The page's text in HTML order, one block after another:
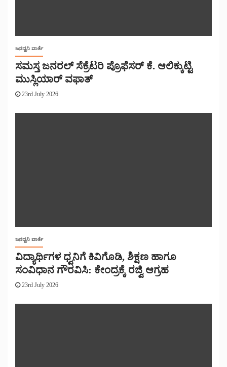
ಜನಧ್ವನಿ ವಾರ್ತೆ
ಸಮಸ್ತ ಜನರಲ್ ಸೆಕ್ರೆಟರಿ ಪ್ರೊಫೆಸರ್ ಕೆ. ಆಲಿಕ್ಕುಟ್ಟಿ
ಮುಸ್ಲಿಯಾರ್ ವಫಾತ್
23rd July 2026
ಜನಧ್ವನಿ ವಾರ್ತೆ
ವಿದ್ಯಾರ್ಥಿಗಳ ಧ್ವನಿಗೆ ಕಿವಿಗೊಡಿ, ಶಿಕ್ಷಣ ಹಾಗೂ
ಸಂವಿಧಾನ ಗೌರವಿಸಿ: ಕೇಂದ್ರಕ್ಕೆ ರಜ್ವಿ ಆಗ್ರಹ
23rd July 2026